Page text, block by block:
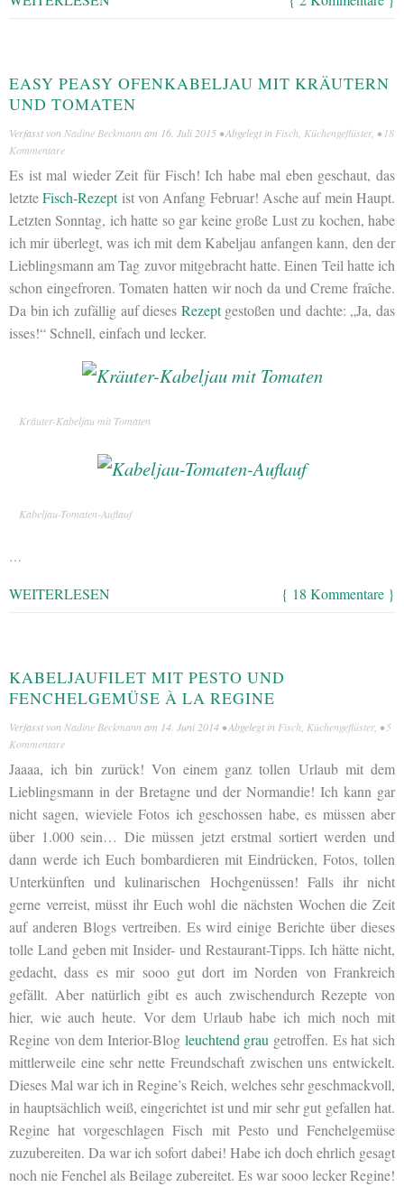
EASY PEASY OFENKABELJAU MIT KRÄUTERN
UND TOMATEN
Verfasst von Nadine Beckmann am 16. Juli 2015 • Abgelegt in Fisch Küchengeflüster, • 18
Kommentare
Es ist mal wieder Zeit für Fisch! Ich habe mal eben geschaut, das
letzteFisch-Rezeptist von Anfang Februar! Asche auf mein Haupt.
Letzten Sonntag, ich hatte so gar keine große Lust zu kochen, habe
ich mir überlegt, was ich mit dem Kabeljau anfangen kann, den der
Lieblingsmann am Tag zuvor mitgebracht hatte. Einen Teil hatte ich
schon eingefroren. Tomaten hatten wir noch da und Creme fraîche.
Da bin ich zufällig auf dieses Rezeptgestoßen und dachte: „Ja, das
isses!“ Schnell, einfach und lecker.
Kräuter-Kabeljau mit Tomaten
Kabeljau-Tomaten-Auflauf
…
WEITERLESEN { 18 Kommentare }
KABELJAUFILET MIT PESTO UND
FENCHELGEMÜSE À LA REGINE
Verfasst von Nadine Beckmann am 14. Juni 2014 • Abgelegt in Fisch Küchengeflüster, • 5
Kommentare
Jaaaa, ich bin zurück! Von einem ganz tollen Urlaub mit dem
Lieblingsmann in der Bretagne und der Normandie! Ich kann gar
nicht sagen, wieviele Fotos ich geschossen habe, es müssen aber
über 1.000 sein… Die müssen jetzt erstmal sortiert werden und
dann werde ich Euch bombardieren mit Eindrücken, Fotos, tollen
Unterkünften und kulinarischen Hochgenüssen! Falls ihr nicht
gerne verreist, müsst ihr Euch wohl die nächsten Wochen die Zeit
auf anderen Blogs vertreiben. Es wird einige Berichte über dieses
tolle Land geben mit Insider- und Restaurant-Tipps. Ich hätte nicht,
gedacht, dass es mir sooo gut dort im Norden von Frankreich
gefällt. Aber natürlich gibt es auch zwischendurch Rezepte von
hier, wie auch heute. Vor dem Urlaub habe ich mich noch mit
Regine von dem Interior-Blog leuchtend grau getroffen. Es hat sich
mittlerweile eine sehr nette Freundschaft zwischen uns entwickelt.
Dieses Mal war ich in Regine’s Reich, welches sehr geschmackvoll,
in hauptsächlich weiß, eingerichtet ist und mir sehr gut gefallen hat.
Regine hat vorgeschlagen Fisch mit Pesto und Fenchelgemüse
zuzubereiten. Da war ich sofort dabei! Habe ich doch ehrlich gesagt
noch nie Fenchel als Beilage zubereitet. Es war sooo lecker Regine!